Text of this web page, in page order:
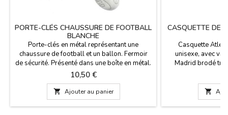
PORTE-CLÉS CHAUSSURE DE FOOTBALL
BLANCHE
Porte-clés en métal représentant une
chaussure de football et un ballon. Fermoir
de sécurité. Présenté dans une boîte en métal.
Dimensions : 11 cm de long (anneau compris)
Boîte : 14 × 6 × 2,5 cm
Prix
10,50 €
 Ajouter au panier
CASQUETTE DE
Casquette
unisexe, avec
Madrid brodé
vous fera
supporter de
couleurs
